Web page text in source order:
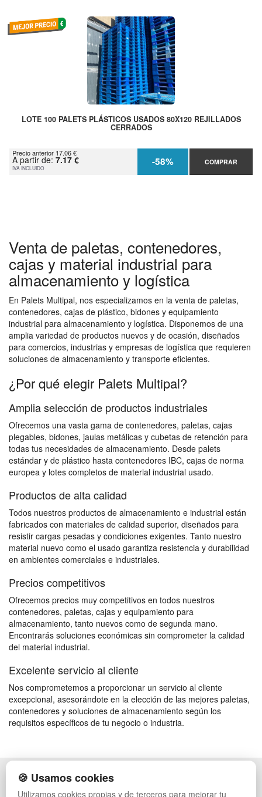
LOTE 100 PALETS PLÁSTICOS USADOS 80X120 REJILLADOS
CERRADOS
Precio anterior 17.06 €
A partir de: 7.17 €
IVA INCLUIDO -58% COMPRAR
Venta de paletas, contenedores,
cajas y material industrial para
almacenamiento y logística
En Palets Multipal, nos especializamos en la venta de paletas,
contenedores, cajas de plástico, bidones y equipamiento
industrial para almacenamiento y logística. Disponemos de una
amplia variedad de productos nuevos y de ocasión, diseñados
para comercios, industrias y empresas de logística que requieren
soluciones de almacenamiento y transporte eficientes.
¿Por qué elegir Palets Multipal?
Amplia selección de productos industriales
Ofrecemos una vasta gama de contenedores, paletas, cajas
plegables, bidones, jaulas metálicas y cubetas de retención para
todas tus necesidades de almacenamiento. Desde palets
estándar y de plástico hasta contenedores IBC, cajas de norma
europea y lotes completos de material industrial usado.
Productos de alta calidad
Todos nuestros productos de almacenamiento e industrial están
fabricados con materiales de calidad superior, diseñados para
resistir cargas pesadas y condiciones exigentes. Tanto nuestro
material nuevo como el usado garantiza resistencia y durabilidad
en ambientes comerciales e industriales.
Precios competitivos
Ofrecemos precios muy competitivos en todos nuestros
contenedores, paletas, cajas y equipamiento para
almacenamiento, tanto nuevos como de segunda mano.
Encontrarás soluciones económicas sin comprometer la calidad
del material industrial.
Excelente servicio al cliente
Nos comprometemos a proporcionar un servicio al cliente
excepcional, asesorándote en la elección de las mejores paletas,
contenedores y soluciones de almacenamiento según los
requisitos específicos de tu negocio o industria.
POLÍTICA DE PRIVACIDAD
CONDICIONES DE USO
🍪 Usamos cookies
Utilizamos cookies propias y de terceros para mejorar tu